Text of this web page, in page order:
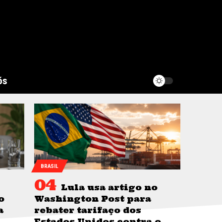
BRASIL
Lula usa artigo no
Washington Post para
rebater tarifaço dos